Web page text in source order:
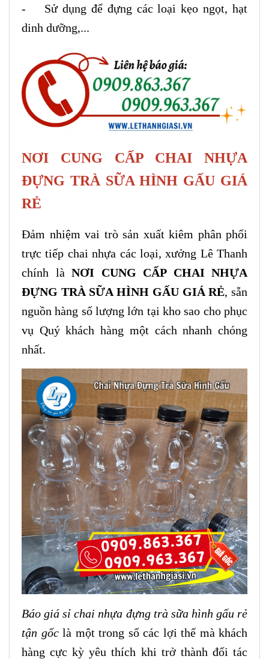
- Sử dụng để đựng các loại kẹo ngọt, hạt
dinh dưỡng,...
NƠI CUNG CẤP CHAI NHỰA
ĐỰNG TRÀ SỮA HÌNH GẤU GIÁ
RẺ
Đảm nhiệm vai trò sản xuất kiêm phân phối
trực tiếp chai nhựa các loại, xưởng Lê Thanh
chính là NƠI CUNG CẤP CHAI NHỰA
ĐỰNG TRÀ SỮA HÌNH GẤU GIÁ RẺ, sẵn
nguồn hàng số lượng lớn tại kho sao cho phục
vụ Quý khách hàng một cách nhanh chóng
nhất.
Báo giá sỉ chai nhựa đựng trà sữa hình gấu rẻ
tận gốclà một trong số các lợi thế mà khách
hàng cực kỳ yêu thích khi trở thành đối tác